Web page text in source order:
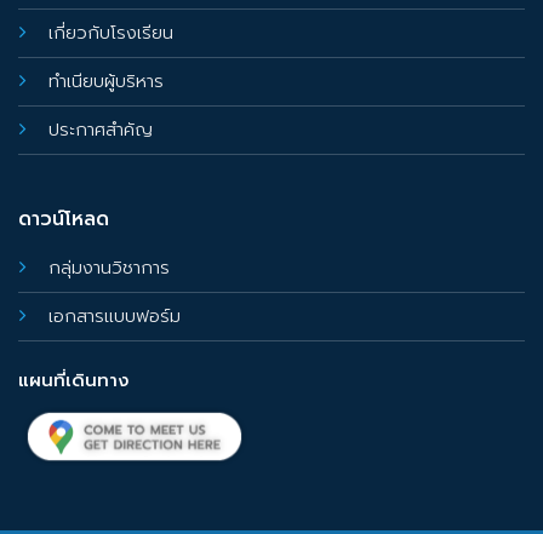
เกี่ยวกับโรงเรียน
ทำเนียบผู้บริหาร
ประกาศสำคัญ
ดาวน์โหลด
กลุ่มงานวิชาการ
เอกสารแบบฟอร์ม
แผนที่เดินทาง